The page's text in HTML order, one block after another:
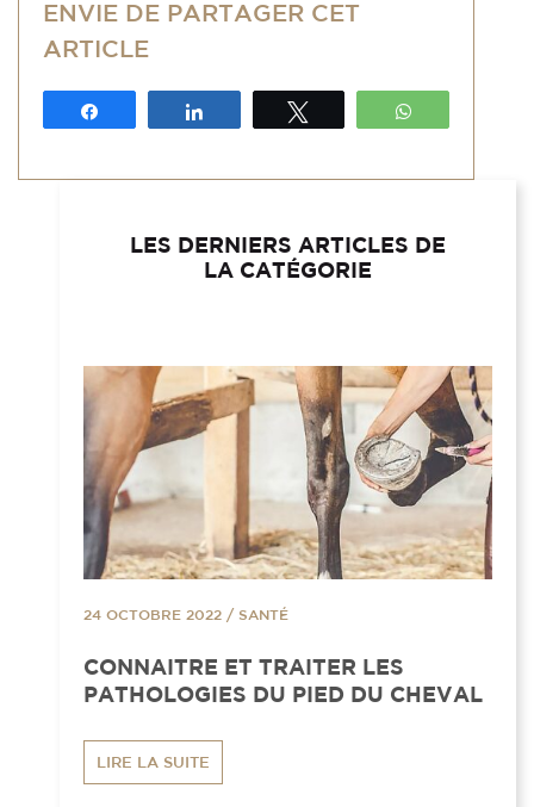
ENVIE DE PARTAGER CET
ARTICLE
LES DERNIERS ARTICLES DE
LA CATÉGORIE
24 OCTOBRE 2022 / SANTÉ
CONNAITRE ET TRAITER LES
PATHOLOGIES DU PIED DU CHEVAL
LIRE LA SUITE